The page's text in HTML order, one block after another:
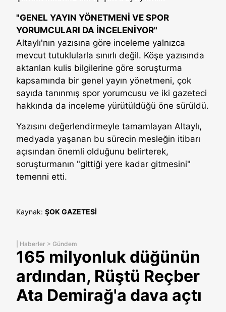
"GENEL YAYIN YÖNETMENİ VE SPOR
YORUMCULARI DA İNCELENİYOR"
Altaylı'nın yazısına göre inceleme yalnızca
mevcut tutuklularla sınırlı değil. Köşe yazısında
aktarılan kulis bilgilerine göre soruşturma
kapsamında bir genel yayın yönetmeni, çok
sayıda tanınmış spor yorumcusu ve iki gazeteci
hakkında da inceleme yürütüldüğü öne sürüldü.
Yazısını değerlendirmeyle tamamlayan Altaylı,
medyada yaşanan bu sürecin mesleğin itibarı
açısından önemli olduğunu belirterek,
soruşturmanın "gittiği yere kadar gitmesini"
temenni etti.
Kaynak: ŞOK GAZETESİ
Haberler > Gündem
165 milyonluk düğünün
ardından, Rüştü Reçber
Ata Demirağ'a dava açtı